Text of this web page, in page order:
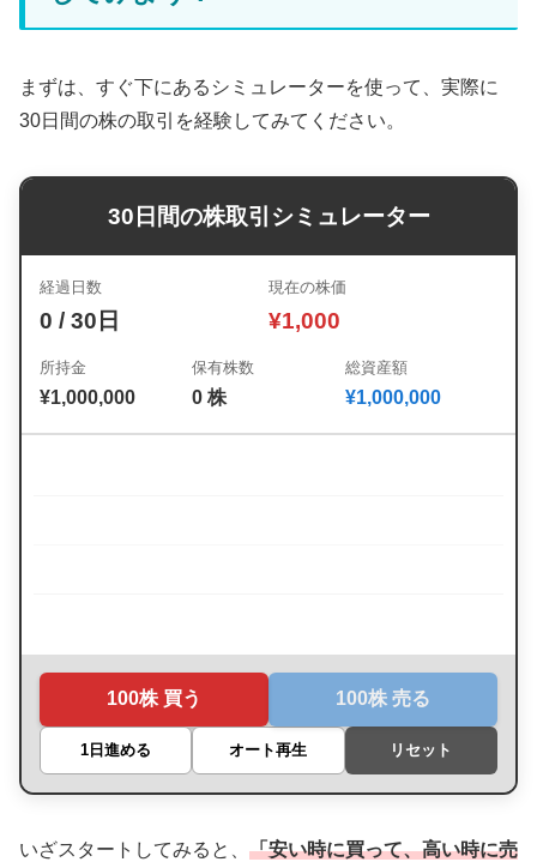
まずは、すぐ下にあるシミュレーターを使って、実際に
30日間の株の取引を経験してみてください。
30日間の株取引シミュレーター
経過日数
0 / 30日
現在の株価
¥1,000
所持金
¥1,000,000
保有株数
0 株
総資産額
¥1,000,000
100株 買う 100株 売る
1日進める オート再生 リセット
いざスタートしてみると、 「安い時に買って、高い時に売